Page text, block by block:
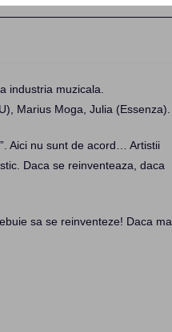
industria muzicala.
Marius Moga, Julia (Essenza).
Aici nu sunt de acord… Artistii
Daca se reinventeaza, daca
sa se reinventeze! Daca ma